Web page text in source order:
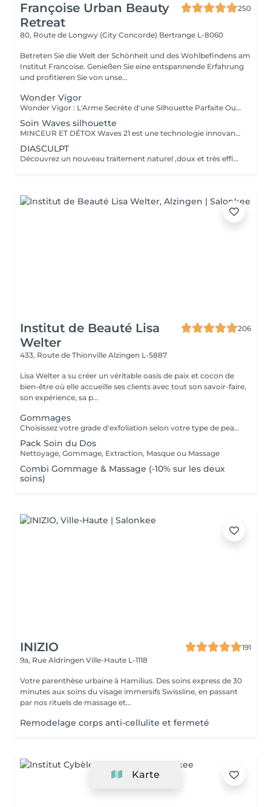
Françoise Urban Beauty
Retreat
250
80, Route de Longwy (City Concorde) Bertrange L-8060
Betreten Sie die Welt der Schönheit und des Wohlbefindens am
Institut Francoise. Genießen Sie eine entspannende Erfahrung
und profitieren Sie von unse...
Wonder Vigor
Wonder Vigor : L'Arme Secrète d'une Silhouette Parfaite Oubliez les méthodes ordinaires. Wonder Vigor est la première et unique technologie au monde à fusionner thermogenèse intelligente et contraction musculaire hélicoïdale pour détruire la graisse et sculpter le corps avec une précision chirurgicale sans bistouri, sans douleur, sans compromis. Propulsé par Thermodexia, un brevet exclusif, ce système agit en profondeur pour des résultats visibles, mesurables, et inégalés. Une expérience ultra-confortable, des effets immédiats et durables parce que votre corps mérite l'excellence absolue. Exclusivement chez nous. Parce que le génie ne se partage pas. Prêt à transformer votre corps ? Venez vivre l'expérience Wonder Vigor.
Soin Waves silhouette
MINCEUR ET DÉTOX Waves 21 est une technologie innovante aux effets rééquilibrant , minceurs et détox permettant une action ciblée sur les différentes zones que l'on souhaite amincir. Grâce a l'association de électrostimulation des métamères en lien direct avec les organes , et d'un traitement par le froid intense , ce soin , relance le système lymphatique et veineux Les tissus sont détoxifiés en profondeur , la silhouette ré harmonisée , et les imperfections telle la cellulite , et la graisse abdominale sont visiblement réduites , dès la première séance .
DIASCULPT
Découvrez un nouveau traitement naturel ,doux et très efficace pour éliminer les surcharges graisseuses localisées : abdomen, hanches ,genoux , bras , fesses ,les résultats sont visibles immédiatement .Cette technique permet également de soigner la cellulite, et raffermir les zones relâchées en renforçant la fabrication d'un bon collagène.
Institut de Beauté Lisa
Welter
206
433, Route de Thionville Alzingen L-5887
Lisa Welter a su créer un véritable oasis de paix et cocon de
bien-être où elle accueille ses clients avec tout son savoir-faire,
son expérience, sa p...
Gommages
Choisissez votre grade d'exfoliation selon votre type de peau (crème, sel, sucre)
Pack Soin du Dos
Nettoyage, Gommage, Extraction, Masque ou Massage
Combi Gommage & Massage (-10% sur les deux
soins)
INIZIO
191
9a, Rue Aldringen Ville-Haute L-1118
Votre parenthèse urbaine à Hamilius. Des soins express de 30
minutes aux soins du visage immersifs Swissline, en passant
par nos rituels de massage et...
Remodelage corps anti-cellulite et fermeté
Karte